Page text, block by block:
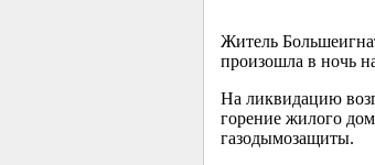
Житель
произошла в ночь
На ликвидацию
горение жилого
газодымозащиты.